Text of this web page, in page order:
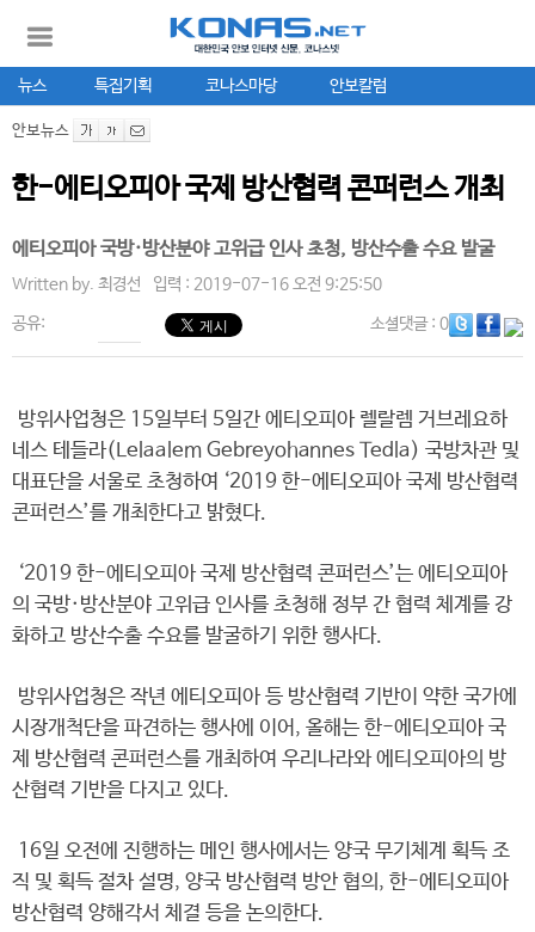
뉴스 특집기획 코나스마당 안보칼럼
안보뉴스
한-에티오피아 국제 방산협력 콘퍼런스 개최
에티오피아 국방·방산분야 고위급 인사 초청, 방산수출 수요 발굴
Written by. 최경선 입력 : 2019-07-16 오전 9:25:50
공유: 소셜댓글: 0
방위사업청은 15일부터 5일간 에티오피아 렐랄렘 거브레요하
네스 테들라(Lelaalem Gebreyohannes Tedla) 국방차관 및
대표단을 서울로 초청하여 ‘2019 한-에티오피아 국제 방산협력
콘퍼런스’를 개최한다고 밝혔다.
‘2019 한-에티오피아 국제 방산협력 콘퍼런스’는 에티오피아
의 국방·방산분야 고위급 인사를 초청해 정부 간 협력 체계를 강
화하고 방산수출 수요를 발굴하기 위한 행사다.
방위사업청은 작년 에티오피아 등 방산협력 기반이 약한 국가에
시장개척단을 파견하는 행사에 이어, 올해는 한-에티오피아 국
제 방산협력 콘퍼런스를 개최하여 우리나라와 에티오피아의 방
산협력 기반을 다지고 있다.
16일 오전에 진행하는 메인 행사에서는 양국 무기체계 획득 조
직 및 획득 절차 설명, 양국 방산협력 방안 협의, 한-에티오피아
방산협력 양해각서 체결 등을 논의한다.